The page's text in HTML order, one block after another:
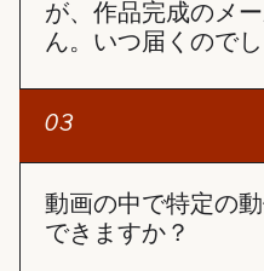
が、作品完成のメ
ん。いつ届くのでし
3日経過しても作品完成
ルフォルダの確認 作品
ールフォルダに振り分け
すので、一度ご確認くだ
03
動画の中で特定の
できますか？